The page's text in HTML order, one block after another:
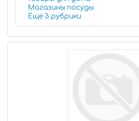
Магазины посуды
Еще 3 рубрики